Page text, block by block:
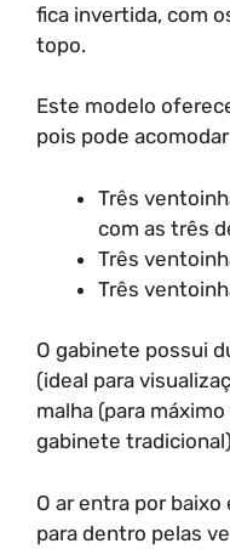
fica invertida, com
topo.
Este modelo
pois pode
Três
com as três
Três
Três
O gabinete possui
(ideal para
malha (para
gabinete
O ar entra por
para dentro pelas